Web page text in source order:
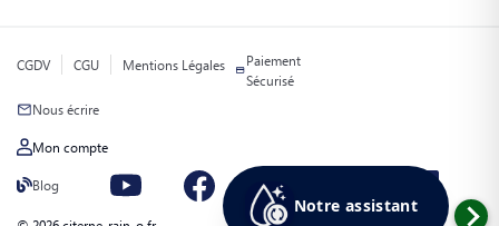
CGDV CGU Mentions Légales
Paiement
Sécurisé
Nous écrire
Mon compte
Blog
Notre assistant